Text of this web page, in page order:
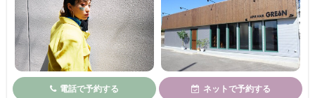
電話で予約する ネットで予約する